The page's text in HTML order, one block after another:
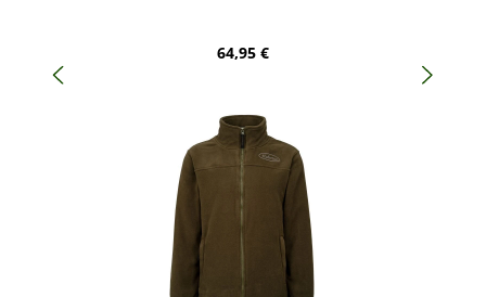
Regulärer Preis:
64,95 €